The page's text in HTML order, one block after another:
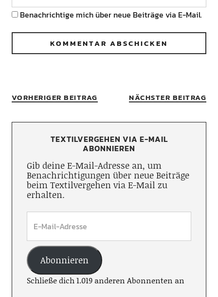
Benachrichtige mich über neue Beiträge via E-Mail.
VORHERIGER BEITRAG NÄCHSTER BEITRAG
TEXTILVERGEHEN VIA E-MAIL
ABONNIEREN
Gib deine E-Mail-Adresse an, um
Benachrichtigungen über neue Beiträge
beim Textilvergehen via E-Mail zu
erhalten.
Abonnieren
Schließe dich 1.019 anderen Abonnenten an